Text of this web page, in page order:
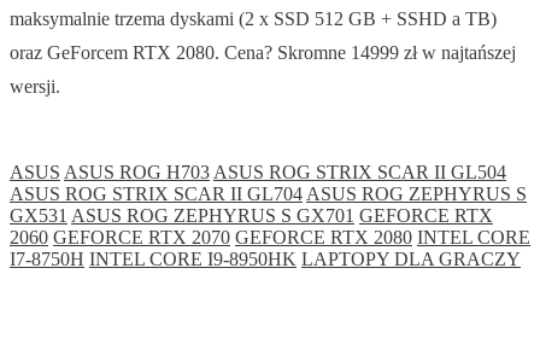
maksymalnie trzema dyskami (2 x SSD 512 GB + SSHD a TB)
oraz GeForcem RTX 2080. Cena? Skromne 14999 zł w najtańszej
wersji.
ASUS ASUS ROG H703 ASUS ROG STRIX SCAR II GL504
ASUS ROG STRIX SCAR II GL704 ASUS ROG ZEPHYRUS S
GX531 ASUS ROG ZEPHYRUS S GX701 GEFORCE RTX
2060 GEFORCE RTX 2070 GEFORCE RTX 2080 INTEL CORE
I7-8750H INTEL CORE I9-8950HK LAPTOPY DLA GRACZY